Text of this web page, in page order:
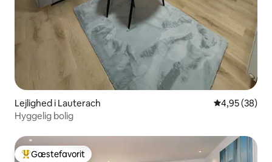
Lejlighed i Lauterach 4,95 ud af 5 i
4,95 (38)
Hyggelig bolig
Bedste gæstefavorit
Gæstefavorit